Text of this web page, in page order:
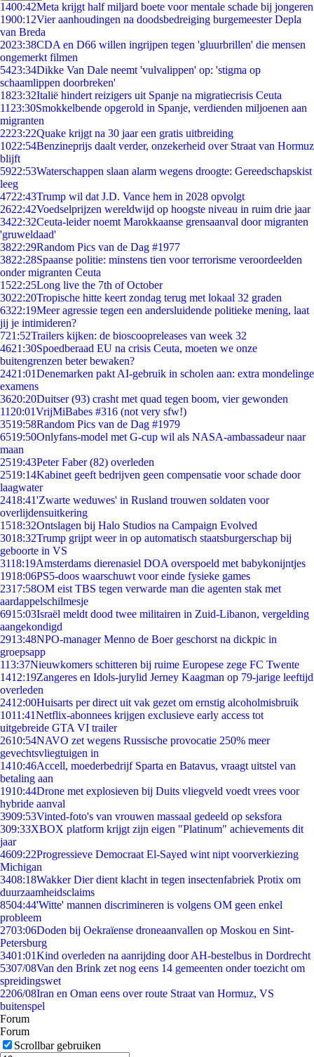
1400:42Meta krijgt half miljard boete voor mentale schade bij jongeren
1900:12Vier aanhoudingen na doodsbedreiging burgemeester Depla
van Breda
2023:38CDA en D66 willen ingrijpen tegen 'gluurbrillen' die mensen
ongemerkt filmen
5423:34Dikke Van Dale neemt 'vulvalippen' op: 'stigma op
schaamlippen doorbreken'
1823:32Italië hindert reizigers uit Spanje na migratiecrisis Ceuta
11 23:30Smokkelbende opgerold in Spanje, verdienden miljoenen aan
migranten
2223:22Quake krijgt na 30 jaar een gratis uitbreiding
1022:54Benzineprijs daalt verder, onzekerheid over Straat van Hormuz
blijft
5922:53Waterschappen slaan alarm wegens droogte: Gereedschapskist
leeg
4722:43Trump wil dat J.D. Vance hem in 2028 opvolgt
2622:42Voedselprijzen wereldwijd op hoogste niveau in ruim drie jaar
3422:32Ceuta-leider noemt Marokkaanse grensaanval door migranten
'gruweldaad'
3822:29Random Pics van de Dag #1977
3822:28Spaanse politie: minstens tien voor terrorisme veroordeelden
onder migranten Ceuta
1522:25Long live the 7th of October
3022:20Tropische hitte keert zondag terug met lokaal 32 graden
6322:19Meer agressie tegen een andersluidende politieke mening, laat
jij je intimideren?
721:52Trailers kijken: de bioscoopreleases van week 32
4621:30Spoedberaad EU na crisis Ceuta, moeten we onze
buitengrenzen beter bewaken?
2421:01Denemarken pakt AI-gebruik in scholen aan: extra mondelinge
examens
3620:20Duitser (93) crasht met quad tegen boom, vier gewonden
11 20:01VrijMiBabes #316 (not very sfw!)
3519:58Random Pics van de Dag #1979
6519:50Onlyfans-model met G-cup wil als NASA-ambassadeur naar
maan
2519:43Peter Faber (82) overleden
2519:14Kabinet geeft bedrijven geen compensatie voor schade door
laagwater
2418:41'Zwarte weduwes' in Rusland trouwen soldaten voor
overlijdensuitkering
1518:32Ontslagen bij Halo Studios na Campaign Evolved
3018:32Trump grijpt weer in op automatisch staatsburgerschap bij
geboorte in VS
3118:19Amsterdams dierenasiel DOA overspoeld met babykonijntjes
1918:06PS5-doos waarschuwt voor einde fysieke games
2317:58OM eist TBS tegen verwarde man die agenten stak met
aardappelschilmesje
6915:03Israël meldt dood twee militairen in Zuid-Libanon, vergelding
aangekondigd
2913:48NPO-manager Menno de Boer geschorst na dickpic in
groepsapp
113:37Nieuwkomers schitteren bij ruime Europese zege FC Twente
1412:19Zangeres en Idols-jurylid Jerney Kaagman op 79-jarige leeftijd
overleden
2412:00Huisarts per direct uit vak gezet om ernstig alcoholmisbruik
1011:41Netflix-abonnees krijgen exclusieve early access tot
uitgebreide GTA VI trailer
2610:54NAVO zet wegens Russische provocatie 250% meer
gevechtsvliegtuigen in
1410:46Accell, moederbedrijf Sparta en Batavus, vraagt uitstel van
betaling aan
1910:44Drone met explosieven bij Duits vliegveld voedt vrees voor
hybride aanval
3909:53Vinted-foto's van vrouwen massaal gedeeld op seksfora
309:33XBOX platform krijgt zijn eigen "Platinum" achievements dit
jaar
4609:22Progressieve Democraat El-Sayed wint nipt voorverkiezing
Michigan
3408:18Wakker Dier dient klacht in tegen insectenfabriek Protix om
duurzaamheidsclaims
8504:44'Witte' mannen discrimineren is volgens OM geen enkel
probleem
2703:06Doden bij Oekraïense droneaanvallen op Moskou en Sint-
Petersburg
3401:01Kind overleden na aanrijding door AH-bestelbus in Dordrecht
5307/08Van den Brink zet nog eens 14 gemeenten onder toezicht om
spreidingswet
2206/08Iran en Oman eens over route Straat van Hormuz, VS
buitenspel
Forum
Forum
Scrollbar gebruiken